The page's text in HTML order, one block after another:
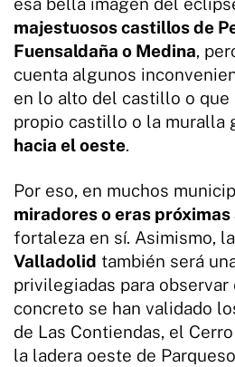
majestuosos castillos de
Fuensaldaña o Medina,
cuenta algunos
en lo alto del castillo o que
propio castillo o la muralla
hacia el oeste.
Por eso, en muchos
miradores o eras
fortaleza en sí. Asimismo, la
Valladolid también será
privilegiadas para
concreto se han validado
de Las Contiendas, el
la ladera oeste de